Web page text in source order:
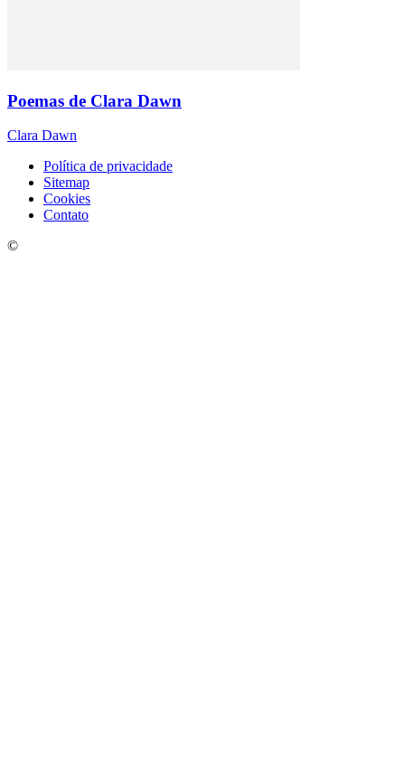
Poemas de Clara Dawn
Clara Dawn
Política de privacidade
Sitemap
Cookies
Contato
©